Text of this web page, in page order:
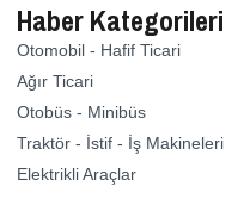
Haber Kategorileri
Otomobil - Hafif Ticari
Ağır Ticari
Otobüs - Minibüs
Traktör - İstif - İş Makineleri
Elektrikli Araçlar